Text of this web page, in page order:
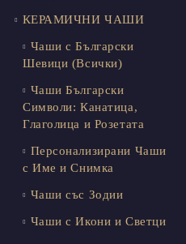
КЕРАМИЧНИ ЧАШИ
Чаши с Български
Шевици (Всички)
Чаши Български
Символи: Канатица,
Глаголица и Розетата
Персонализирани Чаши
с Име и Снимка
Чаши със Зодии
Чаши с Икони и Светци